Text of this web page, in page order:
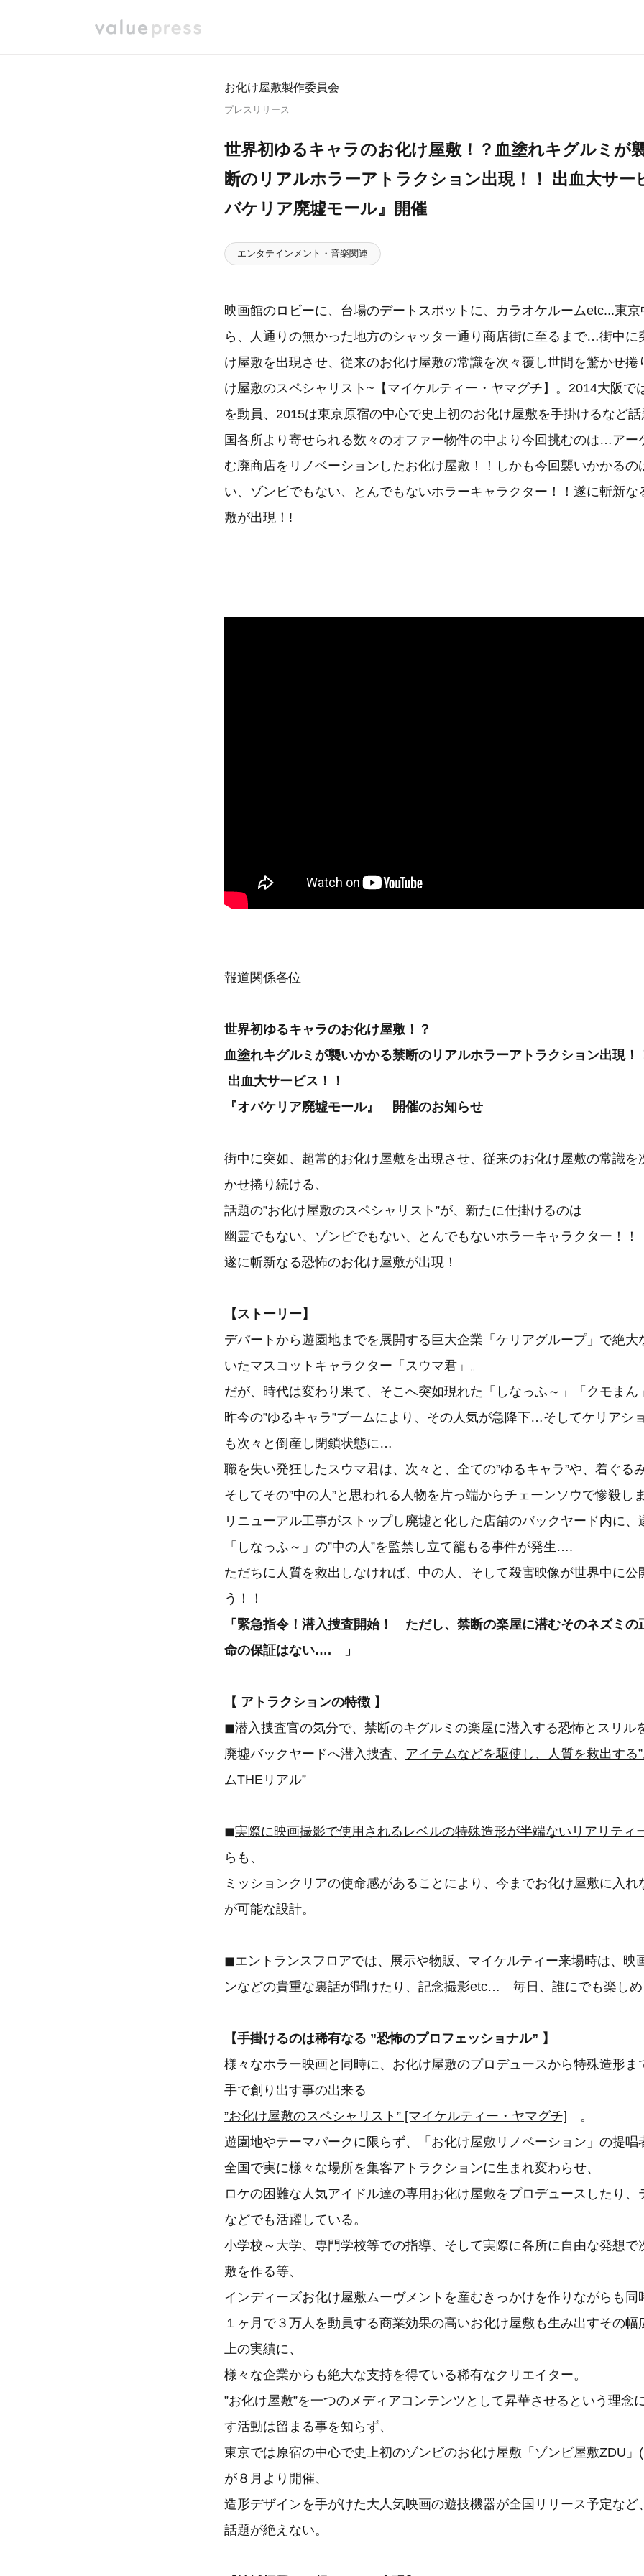
お化け屋敷製作委員会
プレスリリース
世界初ゆるキャラのお化け屋敷！？血塗れキグルミが
断のリアルホラーアトラクション出現！！ 出血大サー
バケリア廃墟モール』開催
エンタテインメント・音楽関連
映画館のロビーに、台場のデートスポットに、カラオケルームetc...東
ら、人通りの無かった地方のシャッター通り商店街に至るまで…街中に
け屋敷を出現させ、従来のお化け屋敷の常識を次々覆し世間を驚かせ捲
け屋敷のスペシャリスト~【マイケルティー・ヤマグチ】。2014大阪で
を動員、2015は東京原宿の中心で史上初のお化け屋敷を手掛けるなど
国各所より寄せられる数々のオファー物件の中より今回挑むのは…アー
む廃商店をリノベーションしたお化け屋敷！！しかも今回襲いかかるの
い、ゾンビでもない、とんでもないホラーキャラクター！！遂に斬新な
敷が出現！!
報道関係各位
世界初ゆるキャラのお化け屋敷！？
血塗れキグルミが襲いかかる禁断のリアルホラーアトラクション出現！
出血大サービス！！
『オバケリア廃墟モール』 開催のお知らせ
街中に突如、超常的お化け屋敷を出現させ、従来のお化け屋敷の常識を
かせ捲り続ける、
話題の”お化け屋敷のスペシャリスト”が、新たに仕掛けるのは
幽霊でもない、ゾンビでもない、とんでもないホラーキャラクター！！
遂に斬新なる恐怖のお化け屋敷が出現！
【ストーリー】
デパートから遊園地までを展開する巨大企業「ケリアグループ」で絶大
いたマスコットキャラクター「スウマ君」。
だが、時代は変わり果て、そこへ突如現れた「しなっふ～」「クモまん
昨今の”ゆるキャラ”ブームにより、その人気が急降下…そしてケリアシ
も次々と倒産し閉鎖状態に…
職を失い発狂したスウマ君は、次々と、全ての”ゆるキャラ”や、着ぐるみ
そしてその”中の人”と思われる人物を片っ端からチェーンソウで惨殺しま
リニューアル工事がストップし廃墟と化した店舗のバックヤード内に、
「しなっふ～」の”中の人”を監禁し立て籠もる事件が発生….
ただちに人質を救出しなければ、中の人、そして殺害映像が世界中に公
う！！
「緊急指令！潜入捜査開始！ ただし、禁断の楽屋に潜むそのネズミの
命の保証はない…. 」
【 アトラクションの特徴 】
◼︎潜入捜査官の気分で、禁断のキグルミの楽屋に潜入する恐怖とスリル
廃墟バックヤードへ潜入捜査、 アイテムなどを駆使し、人質を救出する
ムTHEリアル”
◼︎実際に映画撮影で使用されるレベルの特殊造形が半端ないリアリティ
らも、
ミッションクリアの使命感があることにより、今までお化け屋敷に入れ
が可能な設計。
◼︎エントランスフロアでは、展示や物販、マイケルティー来場時は、映
ンなどの貴重な裏話が聞けたり、記念撮影etc… 毎日、誰にでも楽しめ
【手掛けるのは稀有なる ”恐怖のプロフェッショナル” 】
様々なホラー映画と同時に、お化け屋敷のプロデュースから特殊造形ま
手で創り出す事の出来る
”お化け屋敷のスペシャリスト” [マイケルティー・ヤマグチ] 。
遊園地やテーマパークに限らず、「お化け屋敷リノベーション」の提唱
全国で実に様々な場所を集客アトラクションに生まれ変わらせ、
ロケの困難な人気アイドル達の専用お化け屋敷をプロデュースしたり、
などでも活躍している。
小学校～大学、専門学校等での指導、そして実際に各所に自由な発想で
敷を作る等、
インディーズお化け屋敷ムーヴメントを産むきっかけを作りながらも同
１ヶ月で３万人を動員する商業効果の高いお化け屋敷も生み出すその幅
上の実績に、
様々な企業からも絶大な支持を得ている稀有なクリエイター。
”お化け屋敷”を一つのメディアコンテンツとして昇華させるという理念
す活動は留まる事を知らず、
東京では原宿の中心で史上初のゾンビのお化け屋敷「ゾンビ屋敷ZDU」
が８月より開催、
造形デザインを手がけた大人気映画の遊技機器が全国リリース予定など
話題が絶えない。